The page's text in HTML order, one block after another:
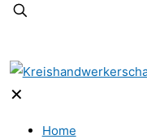
✕
Home